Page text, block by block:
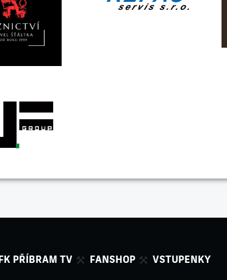
PŘÍBRAM TV FANSHOP VSTUPENKY